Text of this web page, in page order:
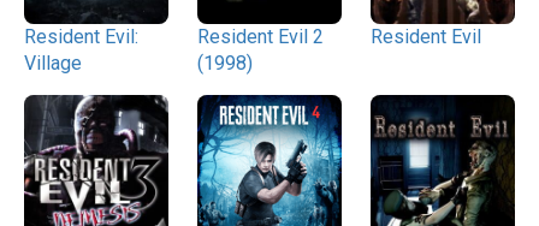
Resident Evil:
Village
Resident Evil 2
(1998)
Resident Evil